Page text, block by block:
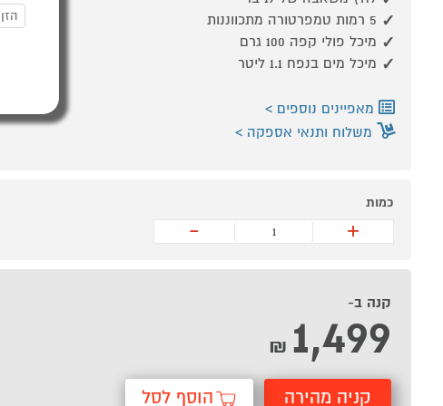
5 רמות טמפרטורה מתכווננות
מיכל פולי קפה 100 גרם
מיכל מים בנפח 1.1 ליטר
מאפיינים נוספים
משלוח ותנאי אספקה
כמות
+
-
קנה ב-
1,499
₪
קניה מהירה הוסף לסל